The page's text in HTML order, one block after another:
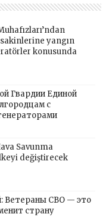
yangın
konusunda
Гвардии Единой
с
Savunma
değiştirecek
Ветераны СВО — это
страну